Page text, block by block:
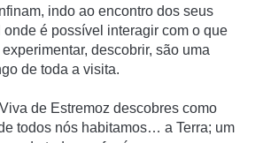
indo ao encontro dos seus
é possível interagir com o que
descobrir, são uma
de toda a visita.
de Estremoz descobres como
todos nós habitamos… a Terra; um